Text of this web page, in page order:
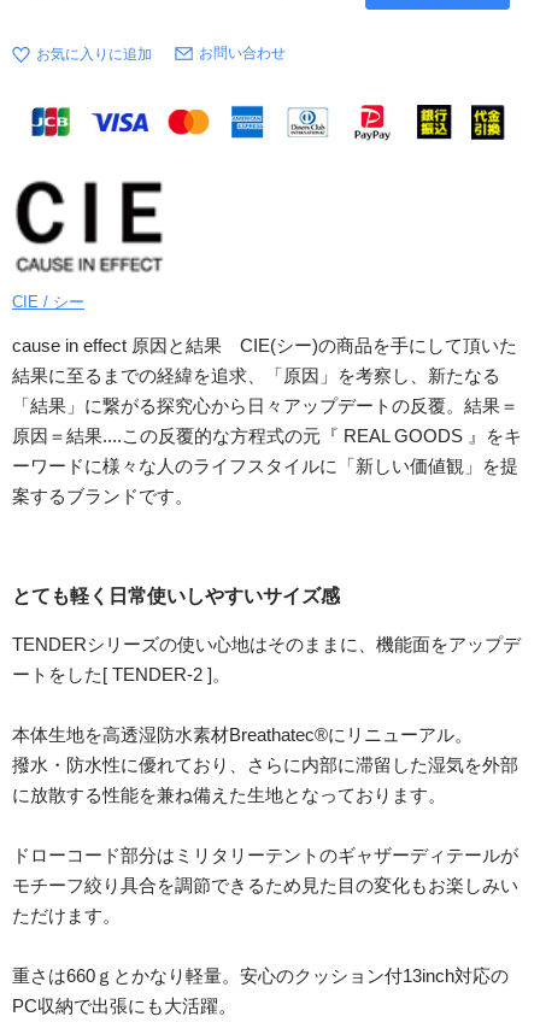
お問い合わせ
CIE / シー
cause in effect 原因と結果 CIE(シー)の商品を手にして頂いた
結果に至るまでの経緯を追求、「原因」を考察し、新たなる
「結果」に繋がる探究心から日々アップデートの反覆。結果＝
原因＝結果....この反覆的な方程式の元『 REAL GOODS 』をキ
ーワードに様々な人のライフスタイルに「新しい価値観」を提
案するブランドです。
とても軽く日常使いしやすいサイズ感
TENDERシリーズの使い心地はそのままに、機能面をアップデ
ートをした[ TENDER-2 ]。
本体生地を高透湿防水素材Breathatec®︎にリニューアル。
撥水・防水性に優れており、さらに内部に滞留した湿気を外部
に放散する性能を兼ね備えた生地となっております。
ドローコード部分はミリタリーテントのギャザーディテールが
モチーフ絞り具合を調節できるため見た目の変化もお楽しみい
ただけます。
重さは660ｇとかなり軽量。安心のクッション付13inch対応の
PC収納で出張にも大活躍。